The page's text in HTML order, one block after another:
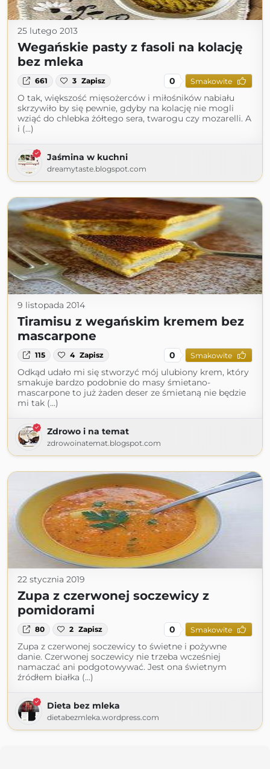
25 lutego 2013
Wegańskie pasty z fasoli na kolację
bez mleka
661 3 Zapisz 0 Smakowite
O tak, większość mięsożerców i miłośników nabiału
skrzywiło by się pewnie, gdyby na kolację nie mogli
wziąć do chlebka żółtego sera, twarogu czy mozarelli. A
i (...)
Jaśmina w kuchni
dreamytaste.blogspot.com
9 listopada 2014
Tiramisu z wegańskim kremem bez
mascarpone
115 4 Zapisz 0 Smakowite
Odkąd udało mi się stworzyć mój ulubiony krem, który
smakuje bardzo podobnie do masy śmietano-
mascarpone to już żaden deser ze śmietaną nie będzie
mi tak (...)
Zdrowo i na temat
zdrowoinatemat.blogspot.com
22 stycznia 2019
Zupa z czerwonej soczewicy z
pomidorami
80 2 Zapisz 0 Smakowite
Zupa z czerwonej soczewicy to świetne i pożywne
danie. Czerwonej soczewicy nie trzeba wcześniej
namaczać ani podgotowywać. Jest ona świetnym
źródłem białka (...)
Dieta bez mleka
dietabezmleka.wordpress.com